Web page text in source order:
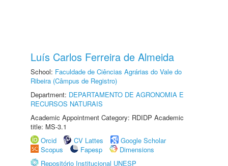
Luís Carlos Ferreira de Almeida
School: Faculdade de Ciências Agrárias do Vale do
Ribeira (Câmpus de Registro)
Department: DEPARTAMENTO DE AGRONOMIA E
RECURSOS NATURAIS
Academic Appointment Category: RDIDP Academic
title: MS-3.1
Orcid
CV Lattes
Google Scholar
Scopus
Fapesp
Dimensions
Repositório Institucional UNESP